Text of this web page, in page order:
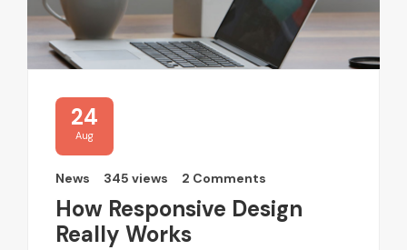
24
Aug
News 345 views 2 Comments
How Responsive Design
Really Works